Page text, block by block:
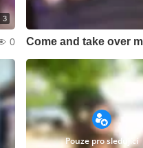
3
0
Pouze pro sledující